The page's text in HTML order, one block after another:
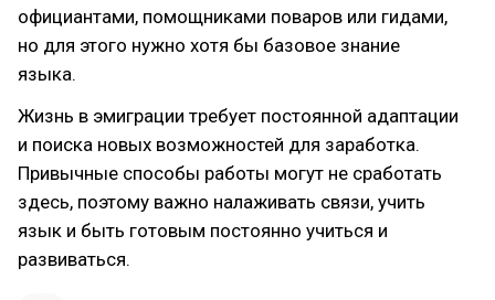
официантами, помощниками поваров или гидами,
но для этого нужно хотя бы базовое знание
языка.
Жизнь в эмиграции требует постоянной адаптации
и поиска новых возможностей для заработка.
Привычные способы работы могут не сработать
здесь, поэтому важно налаживать связи, учить
язык и быть готовым постоянно учиться и
развиваться.